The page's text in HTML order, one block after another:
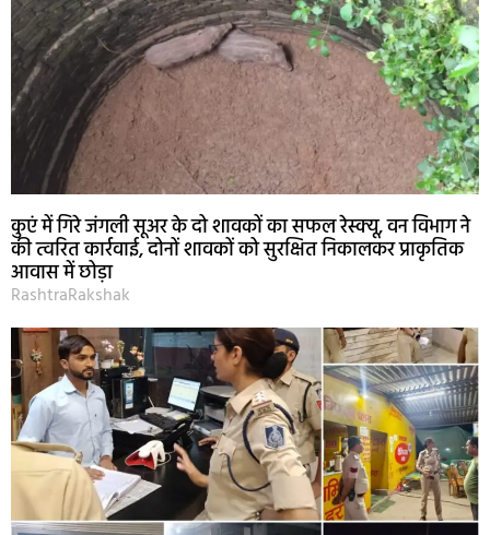
कुएं में गिरे जंगली सूअर के दो शावकों का सफल रेस्क्यू, वन विभाग ने
की त्वरित कार्रवाई, दोनों शावकों को सुरक्षित निकालकर प्राकृतिक
आवास में छोड़ा
RashtraRakshak